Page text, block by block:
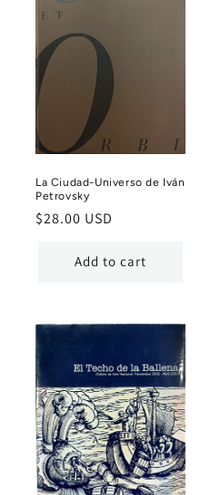
La Ciudad-Universo de Iván
Petrovsky
Regular
$28.00 USD
Add to cart